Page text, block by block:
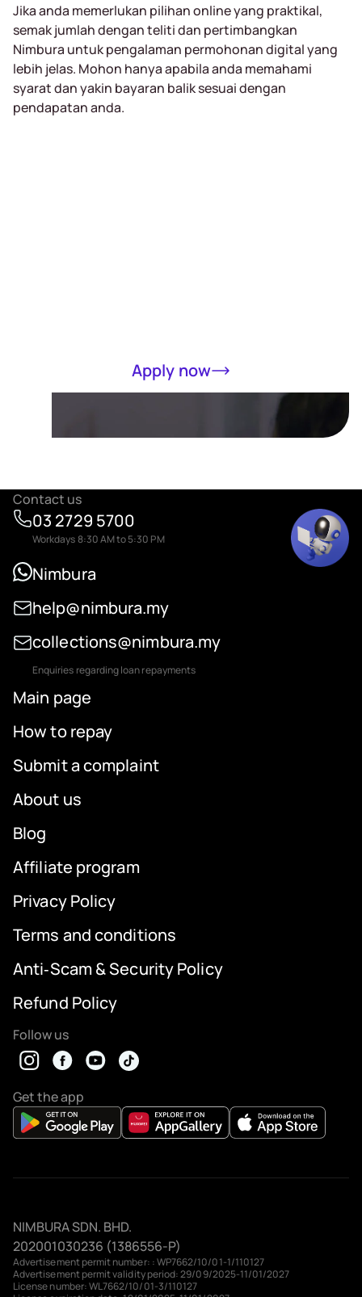
Jika anda memerlukan pilihan online yang praktikal,
semak jumlah dengan teliti dan pertimbangkan
Nimbura untuk pengalaman permohonan digital yang
lebih jelas. Mohon hanya apabila anda memahami
syarat dan yakin bayaran balik sesuai dengan
pendapatan anda.
Apply now
Contact us
03 2729 5700
Workdays 8:30 AM to 5:30 PM
Nimbura
help@nimbura.my
collections@nimbura.my
Enquiries regarding loan repayments
Main page
How to repay
Submit a complaint
About us
Blog
Affiliate program
Privacy Policy
Terms and conditions
Anti‑Scam & Security Policy
Refund Policy
Follow us
Get the app
NIMBURA SDN. BHD.
202001030236 (1386556-P)
Advertisement permit number: : WP7662/10/01-1/110127
Advertisement permit validity period: 29/09/2025-11/01/2027
License number: WL7662/10/01-3/110127